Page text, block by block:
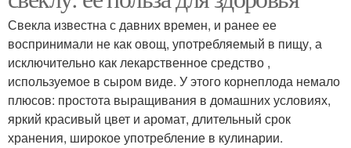
Свекла известна с давних времен, и ранее ее
воспринимали не как овощ, употребляемый в пищу, а
исключительно как лекарственное средство ,
используемое в сыром виде. У этого корнеплода немало
плюсов: простота выращивания в домашних условиях,
яркий красивый цвет и аромат, длительный срок
хранения, широкое употребление в кулинарии.